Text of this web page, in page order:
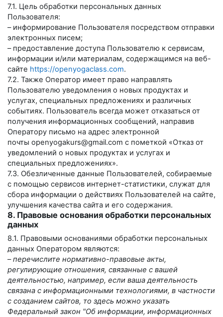
7.1. Цель обработки персональных данных
Пользователя:
– информирование Пользователя посредством отправки
электронных писем;
– предоставление доступа Пользователю к сервисам,
информации и/или материалам, содержащимся на веб-
сайте https://openyogaclass.com.
7.2. Также Оператор имеет право направлять
Пользователю уведомления о новых продуктах и
услугах, специальных предложениях и различных
событиях. Пользователь всегда может отказаться от
получения информационных сообщений, направив
Оператору письмо на адрес электронной
почты openyogakurs@gmail.com с пометкой «Отказ от
уведомлений о новых продуктах и услугах и
специальных предложениях».
7.3. Обезличенные данные Пользователей, собираемые
с помощью сервисов интернет-статистики, служат для
сбора информации о действиях Пользователей на сайте,
улучшения качества сайта и его содержания.
8. Правовые основания обработки персональных
данных
8.1. Правовыми основаниями обработки персональных
данных Оператором являются:
–перечислите нормативно-правовые акты,
регулирующие отношения, связанные с вашей
деятельностью, например, если ваша деятельность
связана с информационными технологиями, в частности
с созданием сайтов, то здесь можно указать
Федеральный закон "Об информации, информационных